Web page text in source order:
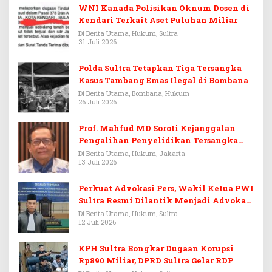
WNI Kanada Polisikan Oknum Dosen di
Kendari Terkait Aset Puluhan Miliar
Di Berita Utama, Hukum, Sultra
31 Juli 2026
Polda Sultra Tetapkan Tiga Tersangka
Kasus Tambang Emas Ilegal di Bombana
Di Berita Utama, Bombana, Hukum
26 Juli 2026
Prof. Mahfud MD Soroti Kejanggalan
Pengalihan Penyelidikan Tersangka
Febrie Adriansyah
Di Berita Utama, Hukum, Jakarta
13 Juli 2026
Perkuat Advokasi Pers, Wakil Ketua PWI
Sultra Resmi Dilantik Menjadi Advokat
PERADI
Di Berita Utama, Hukum, Sultra
12 Juli 2026
KPH Sultra Bongkar Dugaan Korupsi
Rp890 Miliar, DPRD Sultra Gelar RDP